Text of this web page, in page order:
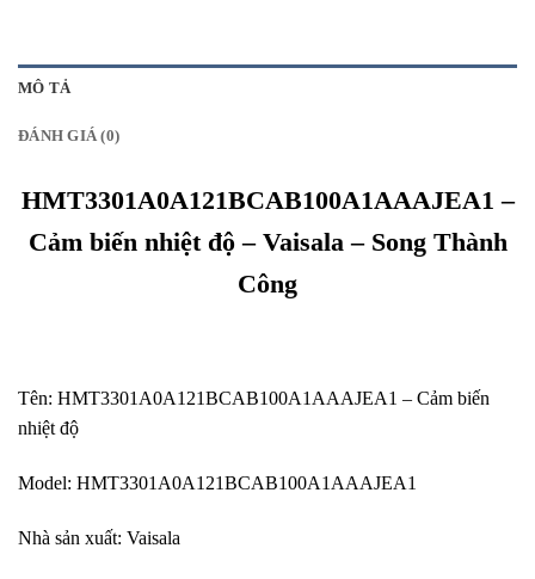
MÔ TẢ
ĐÁNH GIÁ (0)
HMT3301A0A121BCAB100A1AAAJEA1 –
Cảm biến nhiệt độ – Vaisala – Song Thành
Công
Tên: HMT3301A0A121BCAB100A1AAAJEA1 – Cảm biến
nhiệt độ
Model: HMT3301A0A121BCAB100A1AAAJEA1
Nhà sản xuất: Vaisala